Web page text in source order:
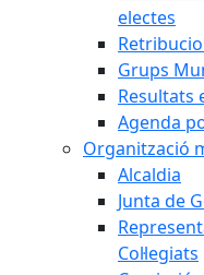
electes
Grups
Resultats
Agenda
Organització
Alcaldia
Junta de
Col·legiats